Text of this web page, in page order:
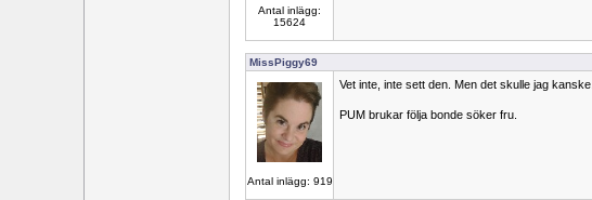
Antal inlägg:
15624
MissPiggy69
Antal inlägg: 919
Vet inte, inte sett den. Men det skulle jag kanske.
PUM brukar följa bonde söker fru.